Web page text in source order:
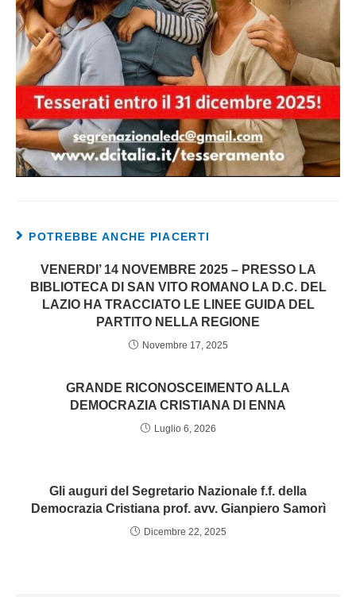
POTREBBE ANCHE PIACERTI
VENERDI’ 14 NOVEMBRE 2025 – PRESSO LA
BIBLIOTECA DI SAN VITO ROMANO LA D.C. DEL
LAZIO HA TRACCIATO LE LINEE GUIDA DEL
PARTITO NELLA REGIONE
Novembre 17, 2025
GRANDE RICONOSCEIMENTO ALLA
DEMOCRAZIA CRISTIANA DI ENNA
Luglio 6, 2026
Gli auguri del Segretario Nazionale f.f. della
Democrazia Cristiana prof. avv. Gianpiero Samorì
Dicembre 22, 2025